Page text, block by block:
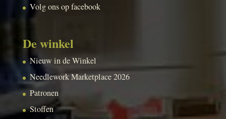
Volg ons op facebook
De winkel
Nieuw in de Winkel
Needlework Marketplace 2026
Patronen
Stoffen